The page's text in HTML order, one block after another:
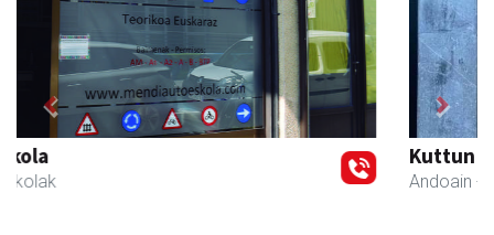
Kuttun kafetegia
Andoain
Previous Next